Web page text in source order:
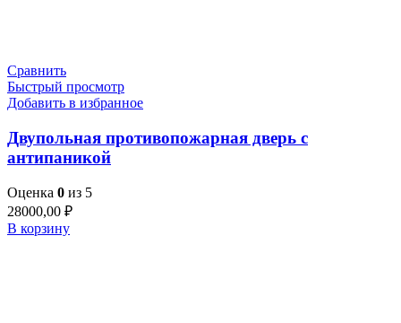
Сравнить
Быстрый просмотр
Добавить в избранное
Двупольная противопожарная дверь с
антипаникой
Оценка 0 из 5
28000,00 ₽
В корзину